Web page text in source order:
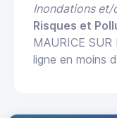
Inondations et/
Risques et
MAURICE
ligne en moins